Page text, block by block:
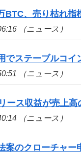
BTC、売り枯れ指
（ニュース）
でステーブルコイ
（ニュース）
ース収益が売上高
（ニュース）
案のクローチャー